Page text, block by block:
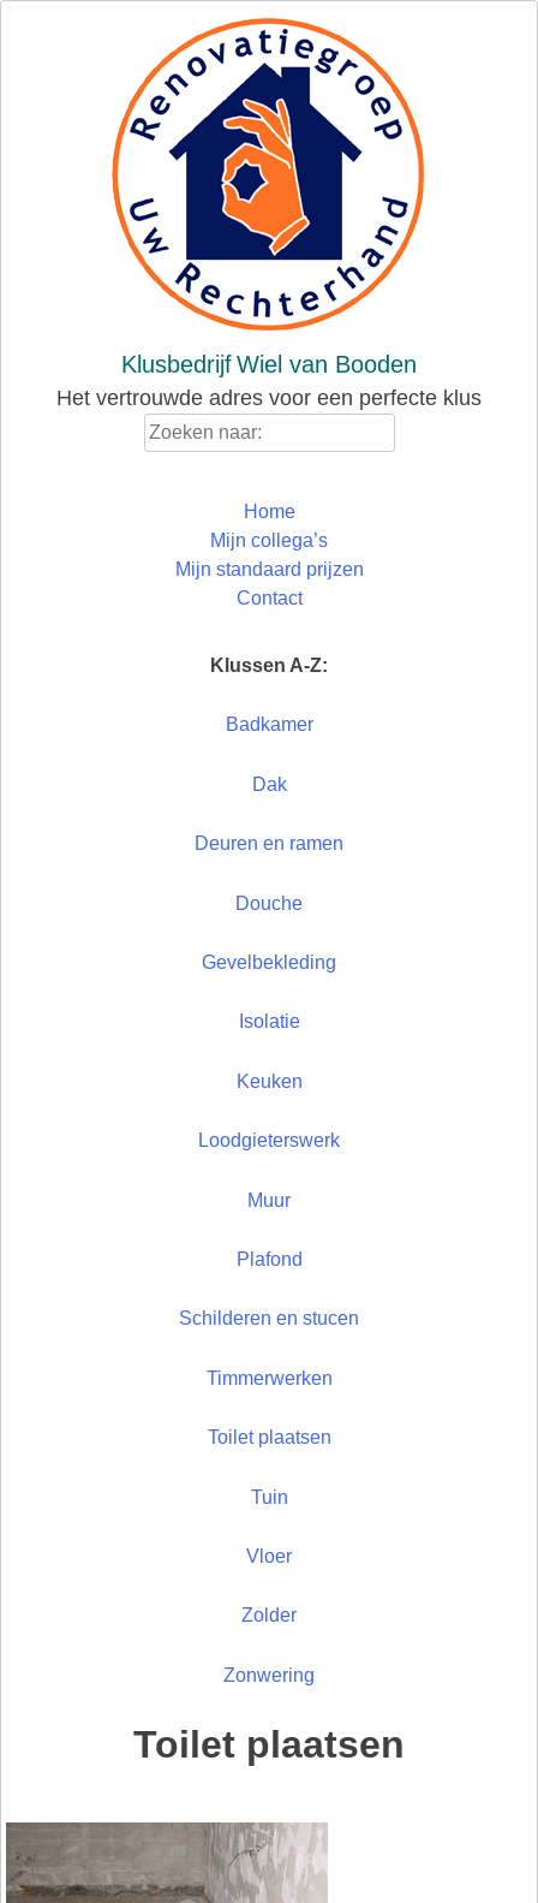
KlusbedrijfWiel van Booden
Het vertrouwde adres voor een perfecte klus
Home
Mijn collega’s
Mijn standaard prijzen
Contact
Klussen A-Z:
Badkamer
Dak
Deuren en ramen
Douche
Gevelbekleding
Isolatie
Keuken
Loodgieterswerk
Muur
Plafond
Schilderen en stucen
Timmerwerken
Toilet plaatsen
Tuin
Vloer
Zolder
Zonwering
Toilet plaatsen